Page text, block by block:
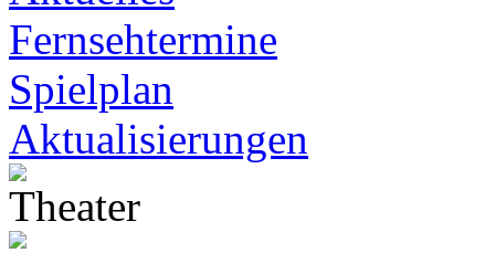
Fernsehtermine
Spielplan
Aktualisierungen